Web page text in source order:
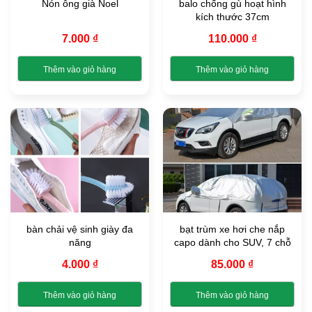
có
được
trên
trang
phẩm
có
thể
được
trên
trang
phẩm
Nón ông già Noel
7.000 ₫
Thêm vào giỏ hàng
có
nhiều
biến
thể.
có
thể
được
trên
trang
balo chống gù hoạt hình
kích thước 37cm
110.000 ₫
Thêm vào giỏ hàng
này
có
nhiều
biến
thể.
Các
tùy
có
thể
được
trên
trang
bàn chải vệ sinh giày đa
năng
4.000 ₫
Thêm vào giỏ hàng
bạt trùm xe hơi che nắp
capo dành cho SUV, 7 chỗ
85.000 ₫
Thêm vào giỏ hàng